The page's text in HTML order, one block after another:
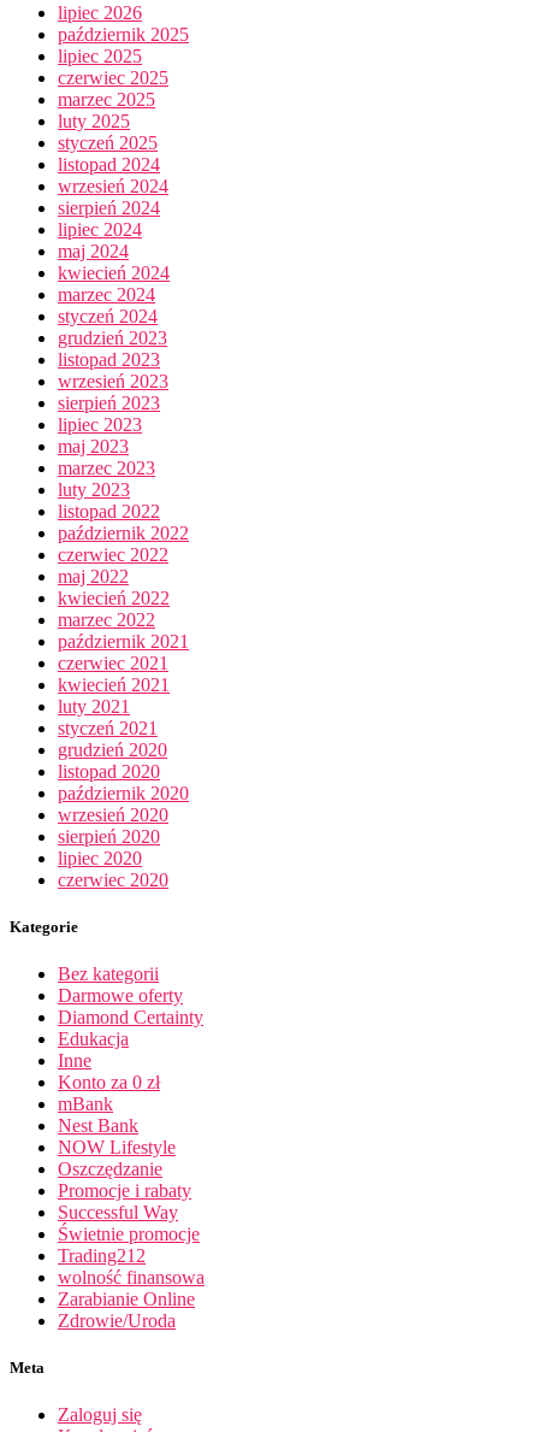
lipiec 2026
październik 2025
lipiec 2025
czerwiec 2025
marzec 2025
luty 2025
styczeń 2025
listopad 2024
wrzesień 2024
sierpień 2024
lipiec 2024
maj 2024
kwiecień 2024
marzec 2024
styczeń 2024
grudzień 2023
listopad 2023
wrzesień 2023
sierpień 2023
lipiec 2023
maj 2023
marzec 2023
luty 2023
listopad 2022
październik 2022
czerwiec 2022
maj 2022
kwiecień 2022
marzec 2022
październik 2021
czerwiec 2021
kwiecień 2021
luty 2021
styczeń 2021
grudzień 2020
listopad 2020
październik 2020
wrzesień 2020
sierpień 2020
lipiec 2020
czerwiec 2020
Kategorie
Bez kategorii
Darmowe oferty
Diamond Certainty
Edukacja
Inne
Konto za 0 zł
mBank
Nest Bank
NOW Lifestyle
Oszczędzanie
Promocje i rabaty
Successful Way
Świetnie promocje
Trading212
wolność finansowa
Zarabianie Online
Zdrowie/Uroda
Meta
Zaloguj się